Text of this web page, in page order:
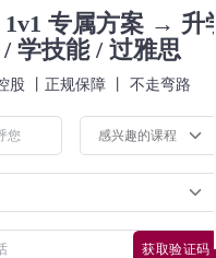
专属方案 → 升学
/ 学技能 / 过雅思
股 丨正规保障 丨 不走弯路
获取验证码